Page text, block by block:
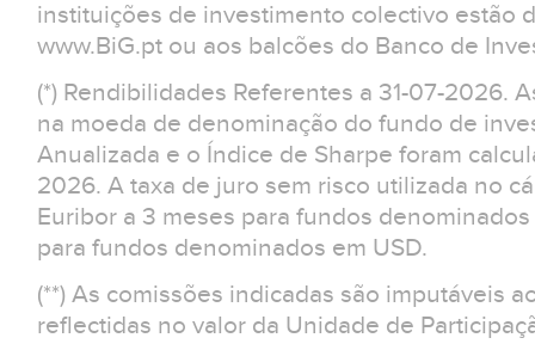
instituições de investimento colectivo estão
www.BiG.pt ou aos balcões do Banco de
(*) Rendibilidades Referentes a 31-07-2026.
na moeda de denominação do fundo de
Anualizada e o Índice de Sharpe foram
2026. A taxa de juro sem risco utilizada no
Euribor a 3 meses para fundos
para fundos denominados em USD.
(**) As comissões indicadas são imputáveis
reflectidas no valor da Unidade de